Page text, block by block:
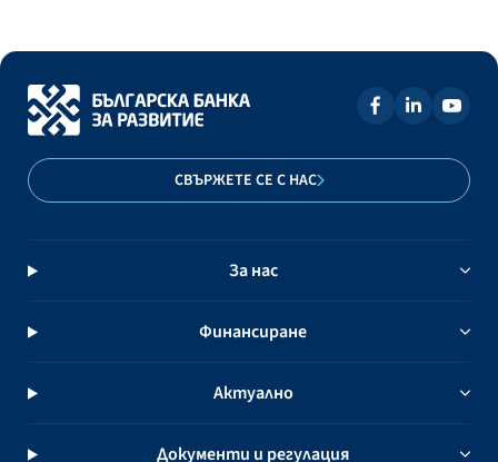
СВЪРЖЕТЕ СЕ С НАС
За нас
Финансиране
Актуално
Документи и регулация